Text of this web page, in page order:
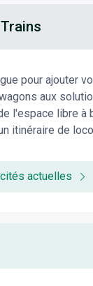
pour ajouter
aux
l'espace libre à
itinéraire de
actuelles